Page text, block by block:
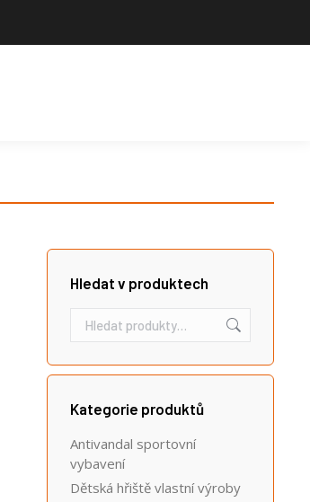
Hledat v produktech
Kategorie produktů
Antivandal sportovní
vybavení
Dětská hřiště vlastní výroby